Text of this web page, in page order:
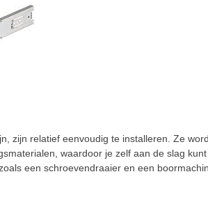
zijn relatief eenvoudig te installeren. Ze
waardoor je zelf aan de slag
een schroevendraaier en een